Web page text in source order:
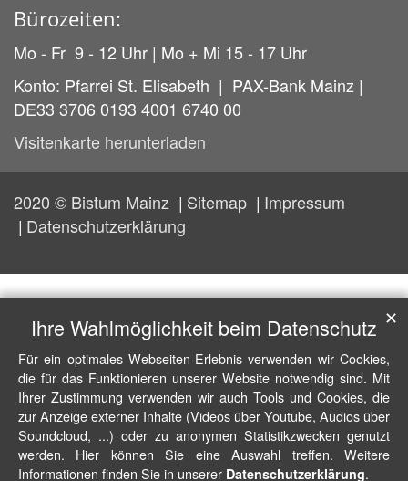
Bürozeiten:
Mo - Fr 9 - 12 Uhr | Mo + Mi 15 - 17 Uhr
Konto: Pfarrei St. Elisabeth | PAX-Bank Mainz |
DE33 3706 0193 4001 6740 00
Visitenkarte herunterladen
2020 © Bistum Mainz Sitemap
Impressum
Datenschutzerklärung
Ihre Wahlmöglichkeit beim Datenschutz
Für ein optimales Webseiten-Erlebnis verwenden wir Cookies,
die für das Funktionieren unserer Website notwendig sind. Mit
Ihrer Zustimmung verwenden wir auch Tools und Cookies, die
zur Anzeige externer Inhalte (Videos über Youtube, Audios über
Soundcloud, ...) oder zu anonymen Statistikzwecken genutzt
werden. Hier können Sie eine Auswahl treffen. Weitere
Informationen finden Sie in unserer Datenschutzerklärung.
✕